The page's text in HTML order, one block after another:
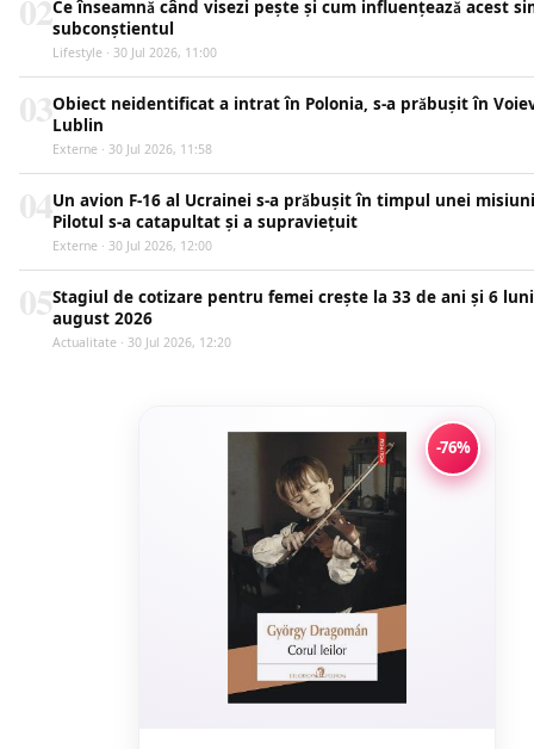
Ce înseamnă când visezi pește și cum influențează acest
subconștientul
Lifestyle · 30 Jul 2026, 11:00
Obiect neidentificat a intrat în Polonia, s-a prăbușit în
Lublin
Externe · 30 Jul 2026, 11:58
Un avion F-16 al Ucrainei s-a prăbușit în timpul unei
Pilotul s-a catapultat și a supraviețuit
Externe · 30 Jul 2026, 12:00
Stagiul de cotizare pentru femei crește la 33 de ani și 6
august 2026
Actualitate · 30 Jul 2026, 12:20
-76%